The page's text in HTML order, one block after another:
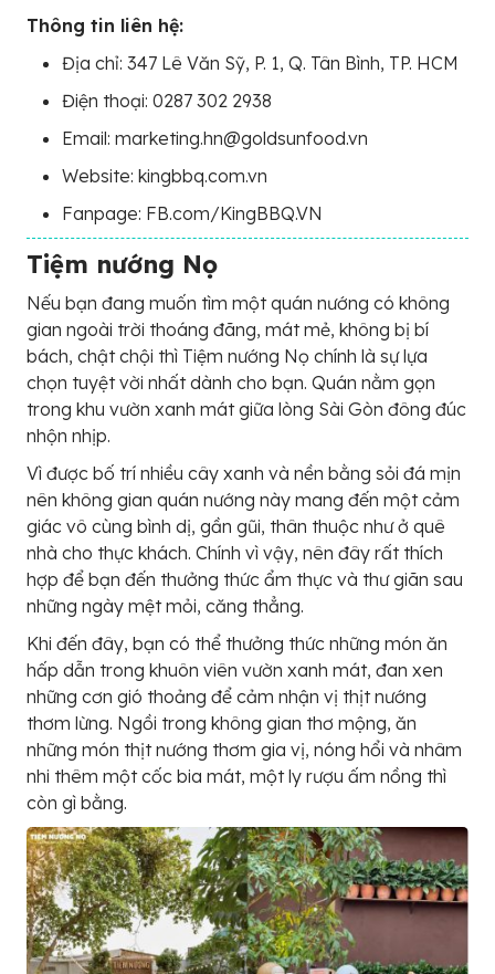
Thông tin liên hệ:
Địa chỉ: 347 Lê Văn Sỹ, P. 1, Q. Tân Bình, TP. HCM
Điện thoại: 0287 302 2938
Email: marketing.hn@goldsunfood.vn
Website: kingbbq.com.vn
Fanpage: FB.com/KingBBQ.VN
Tiệm nướng Nọ
Nếu bạn đang muốn tìm một quán nướng có không
gian ngoài trời thoáng đãng, mát mẻ, không bị bí
bách, chật chội thì Tiệm nướng Nọ chính là sự lựa
chọn tuyệt vời nhất dành cho bạn. Quán nằm gọn
trong khu vườn xanh mát giữa lòng Sài Gòn đông đúc
nhộn nhịp.
Vì được bố trí nhiều cây xanh và nền bằng sỏi đá mịn
nên không gian quán nướng này mang đến một cảm
giác vô cùng bình dị, gần gũi, thân thuộc như ở quê
nhà cho thực khách. Chính vì vậy, nên đây rất thích
hợp để bạn đến thưởng thức ẩm thực và thư giãn sau
những ngày mệt mỏi, căng thẳng.
Khi đến đây, bạn có thể thưởng thức những món ăn
hấp dẫn trong khuôn viên vườn xanh mát, đan xen
những cơn gió thoảng để cảm nhận vị thịt nướng
thơm lừng. Ngồi trong không gian thơ mộng, ăn
những món thịt nướng thơm gia vị, nóng hổi và nhâm
nhi thêm một cốc bia mát, một ly rượu ấm nồng thì
còn gì bằng.